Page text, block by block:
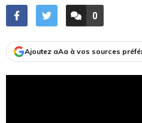
ACCÉDER
0
Ajoutez aAa à vos sources